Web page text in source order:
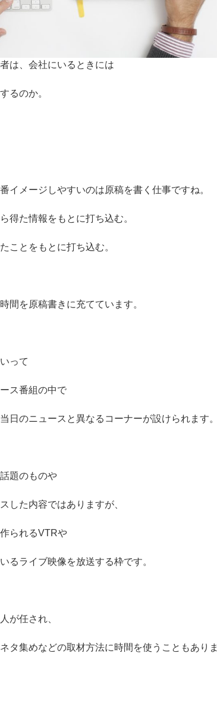
は、会社にいるときには
るのか。
イメージしやすいのは原稿を書く仕事ですね。
得た情報をもとに打ち込む。
ことをもとに打ち込む。
間を原稿書きに充てています。
って
ス番組の中で
日のニュースと異なるコーナーが設けられます。
題のものや
した内容ではありますが、
られるVTRや
るライブ映像を放送する枠です。
が任され、
タ集めなどの取材方法に時間を使うこともありま